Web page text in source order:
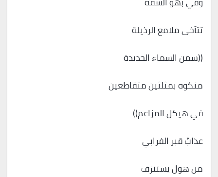
تتآخى ملامع الرذيلة
((سمن السماء الجديدة
منكوه بمثلثين متقاطعين
في هيكل المزاعم))
عذابُ قبر الفرابي
من هول يستنزف